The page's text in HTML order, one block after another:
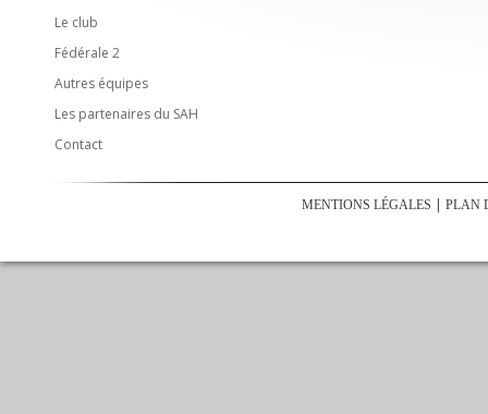
Le club
Fédérale 2
Autres équipes
Les partenaires du SAH
Contact
MENTIONS LÉGALES PLAN